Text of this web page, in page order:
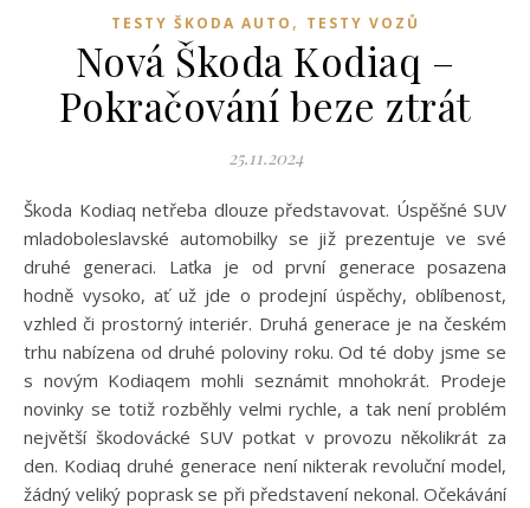
TESTY ŠKODA AUTO , TESTY VOZŮ
Nová Škoda Kodiaq –
Pokračování beze ztrát
25.11.2024
Škoda Kodiaq netřeba dlouze představovat. Úspěšné SUV
mladoboleslavské automobilky se již prezentuje ve své
druhé generaci. Laťka je od první generace posazena
hodně vysoko, ať už jde o prodejní úspěchy, oblíbenost,
vzhled či prostorný interiér. Druhá generace je na českém
trhu nabízena od druhé poloviny roku. Od té doby jsme se
s novým Kodiaqem mohli seznámit mnohokrát. Prodeje
novinky se totiž rozběhly velmi rychle, a tak není problém
největší škodovácké SUV potkat v provozu několikrát za
den. Kodiaq druhé generace není nikterak revoluční model,
žádný veliký poprask se při představení nekonal. Očekávání